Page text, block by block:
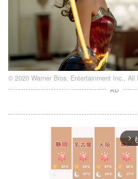
© 2020 Warner Bros. Entertainment Inc., All
AD
arrow_forward_ios